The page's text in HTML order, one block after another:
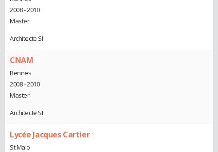
2008 - 2010
Master
Architecte SI
CNAM
Rennes
2008 - 2010
Master
Architecte SI
Lycée Jacques Cartier
St Malo